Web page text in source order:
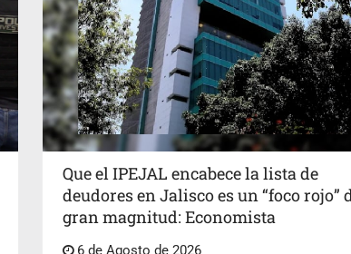
Que el IPEJAL encabece la lista de
deudores en Jalisco es un “foco rojo”
gran magnitud: Economista